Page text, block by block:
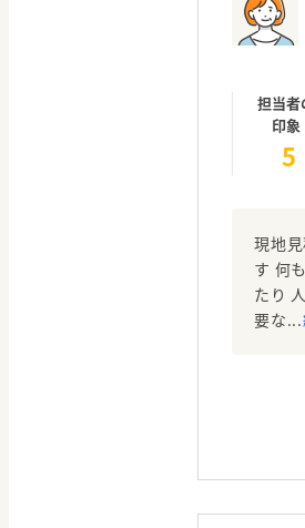
担当者
印象
5
現地
す 何
たり
要な...